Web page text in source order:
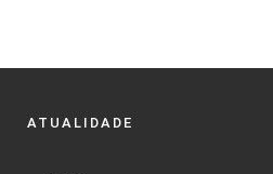
ATUALIDADE